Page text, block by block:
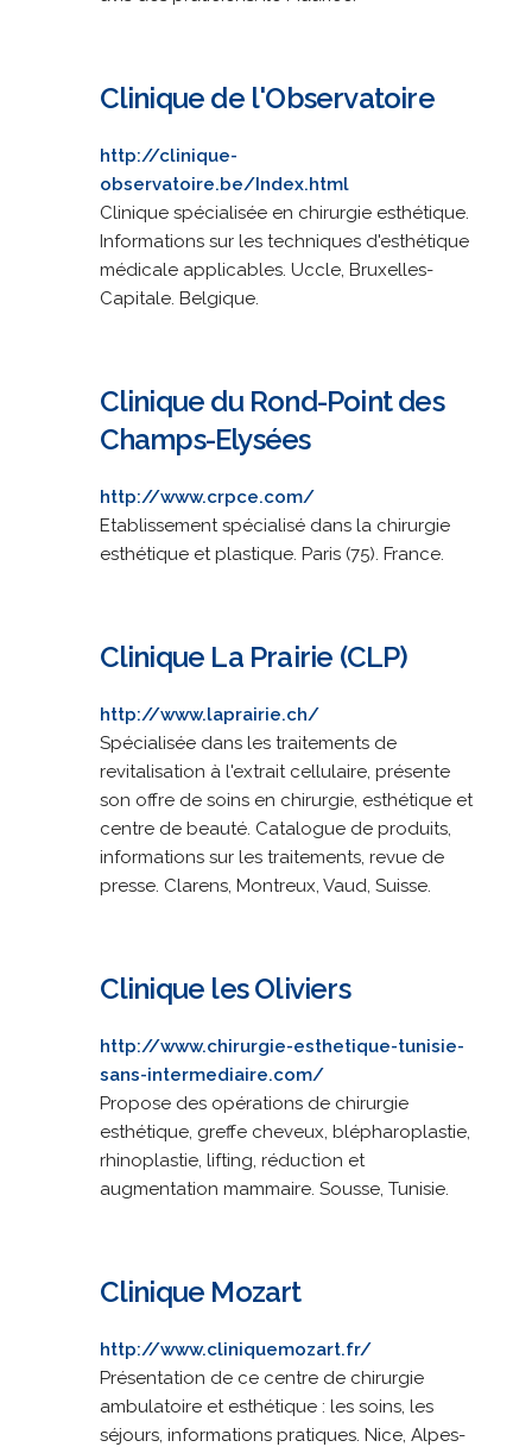
Clinique de l'Observatoire
http://clinique-
observatoire.be/Index.html
Clinique spécialisée en chirurgie esthétique.
Informations sur les techniques d'esthétique
médicale applicables. Uccle, Bruxelles-
Capitale. Belgique.
Clinique du Rond-Point des
Champs-Elysées
http://www.crpce.com/
Etablissement spécialisé dans la chirurgie
esthétique et plastique. Paris (75). France.
Clinique La Prairie (CLP)
http://www.laprairie.ch/
Spécialisée dans les traitements de
revitalisation à l'extrait cellulaire, présente
son offre de soins en chirurgie, esthétique et
centre de beauté. Catalogue de produits,
informations sur les traitements, revue de
presse. Clarens, Montreux, Vaud, Suisse.
Clinique les Oliviers
http://www.chirurgie-esthetique-tunisie-
sans-intermediaire.com/
Propose des opérations de chirurgie
esthétique, greffe cheveux, blépharoplastie,
rhinoplastie, lifting, réduction et
augmentation mammaire. Sousse, Tunisie.
Clinique Mozart
http://www.cliniquemozart.fr/
Présentation de ce centre de chirurgie
ambulatoire et esthétique : les soins, les
séjours, informations pratiques. Nice, Alpes-